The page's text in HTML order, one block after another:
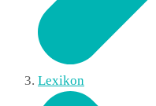
Lexikon